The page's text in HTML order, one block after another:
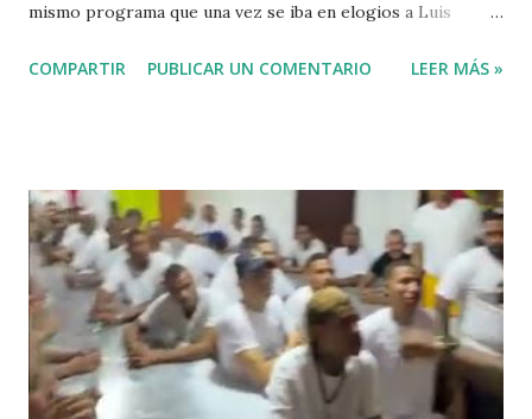
mismo programa que una vez se iba en elogios a Luis
COMPARTIR PUBLICAR UN COMENTARIO LEER MÁS »